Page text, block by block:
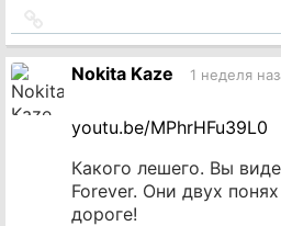
на
источник
Nokita Kaze 1 неделя
youtu.be/MPhrHFu39L0
Какого лешего. Вы
Forever. Они двух
дороге!